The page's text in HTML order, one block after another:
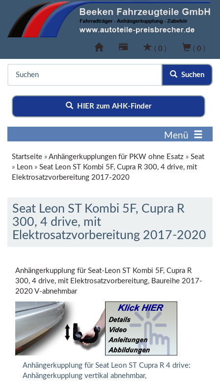
( 0 ) ( 0 )
Suchen
HIER zum AHK-Finder
Menü
Startseite » Anhängerkupplungen für PKW ohne Esatz » Seat
» Leon » Seat Leon ST Kombi 5F, Cupra R 300, 4 drive, mit
Elektrosatzvorbereitung 2017-2020
Seat Leon ST Kombi 5F, Cupra R
300, 4 drive, mit
Elektrosatzvorbereitung 2017-2020
Anhängerkupplung für Seat-Leon ST Kombi 5F, Cupra R
300, 4 drive, mit Elektrosatzvorbereitung, Baureihe 2017-
2020 V-abnehmbar
Anhängerkupplung für Seat Leon ST Cupra R 4 drive:
Anhängerkupplung vertikal abnehmbar,